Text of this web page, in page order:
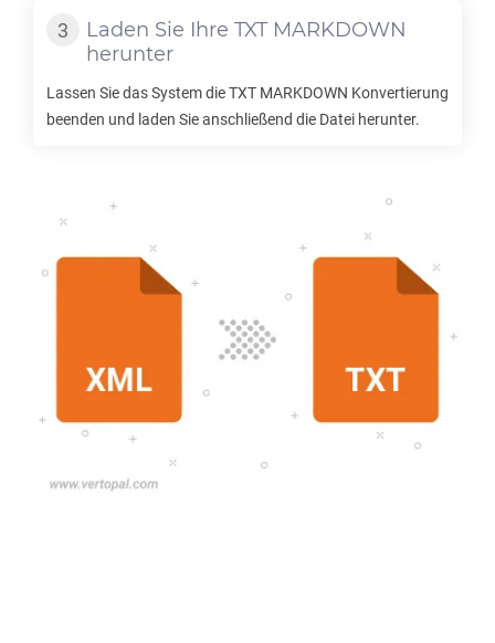
Laden Sie Ihre TXT MARKDOWN
herunter
Lassen Sie das System dieTXT MARKDOWN Konvertierung
beenden und laden Sie anschließend die Datei herunter.